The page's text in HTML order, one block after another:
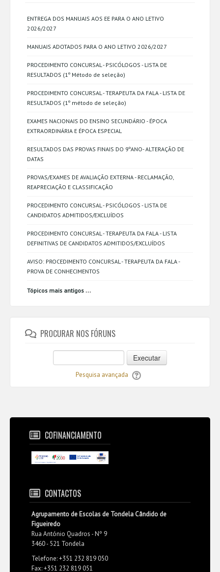
ENTREGA DOS MANUAIS AOS EE PARA O ANO LETIVO
2026/2027
MANUAIS ADOTADOS PARA O ANO LETIVO 2026/2027
PROCEDIMENTO CONCURSAL - PSICÓLOGOS - LISTA DE
RESULTADOS (1º Método de seleção)
PROCEDIMENTO CONCURSAL - TERAPEUTA DA FALA - LISTA DE
RESULTADOS (1º método de seleção)
EXAMES NACIONAIS DO ENSINO SECUNDÁRIO - ÉPOCA
EXTRAORDINÁRIA E ÉPOCA ESPECIAL
RESULTADOS DAS PROVAS FINAIS DO 9ºANO- ALTERAÇÃO DE
DATAS
PROVAS/EXAMES DE AVALIAÇÃO EXTERNA - RECLAMAÇÃO,
REAPRECIAÇÃO E CLASSIFICAÇÃO
PROCEDIMENTO CONCURSAL - PSICÓLOGOS - LISTA DE
CANDIDATOS ADMITIDOS/EXCLUÍDOS
PROCEDIMENTO CONCURSAL - TERAPEUTA DA FALA - LISTA
DEFINITIVAS DE CANDIDATOS ADMITIDOS/EXCLUÍDOS
AVISO: PROCEDIMENTO CONCURSAL - TERAPEUTA DA FALA -
PROVA DE CONHECIMENTOS
Tópicos mais antigos ...
PROCURAR NOS FÓRUNS
Executar
Pesquisa avançada
COFINANCIAMENTO
CONTACTOS
Agrupamento de Escolas de Tondela Cândido de
Figueiredo
Rua António Quadros - Nº 9
3460 - 521 Tondela
Telefone: +351 232 819 050
Fax: +351 232 819 051